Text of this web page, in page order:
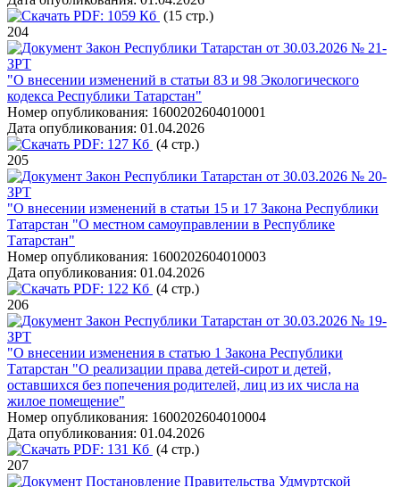
PDF: 1059 Кб (15 стр.)
204
Закон Республики Татарстан от 30.03.2026 № 21-
ЗРТ
"О внесении изменений в статьи 83 и 98 Экологического
кодекса Республики Татарстан"
Номер опубликования: 1600202604010001
Дата опубликования: 01.04.2026
PDF: 127 Кб (4 стр.)
205
Закон Республики Татарстан от 30.03.2026 № 20-
ЗРТ
"О внесении изменений в статьи 15 и 17 Закона Республики
Татарстан "О местном самоуправлении в Республике
Татарстан"
Номер опубликования: 1600202604010003
Дата опубликования: 01.04.2026
PDF: 122 Кб (4 стр.)
206
Закон Республики Татарстан от 30.03.2026 № 19-
ЗРТ
"О внесении изменения в статью 1 Закона Республики
Татарстан "О реализации права детей-сирот и детей,
оставшихся без попечения родителей, лиц из их числа на
жилое помещение"
Номер опубликования: 1600202604010004
Дата опубликования: 01.04.2026
PDF: 131 Кб (4 стр.)
207
Постановление Правительства Удмуртской